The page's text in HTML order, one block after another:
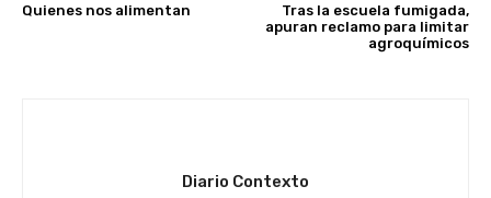
Quienes nos alimentan
Tras la escuela fumigada,
apuran reclamo para limitar
agroquímicos
Diario Contexto